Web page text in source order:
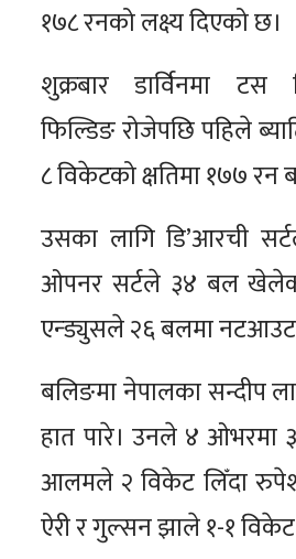
१७८ रनको लक्ष्य दिएको छ।
शुक्रबार डार्विनमा
फिल्डिङ रोजेपछि पहिले
८ विकेटको क्षतिमा १७७ रन
उसका लागि डि’आरची
ओपनर सर्टले ३४ बल
एन्ड्युसले २६ बलमा नटआउट
बलिङमा नेपालका सन्दीप
हात पारे। उनले ४ ओभरमा
आलमले २ विकेट लिँदा रुपेश
ऐरी र गुल्सन झाले १-१ विकेट